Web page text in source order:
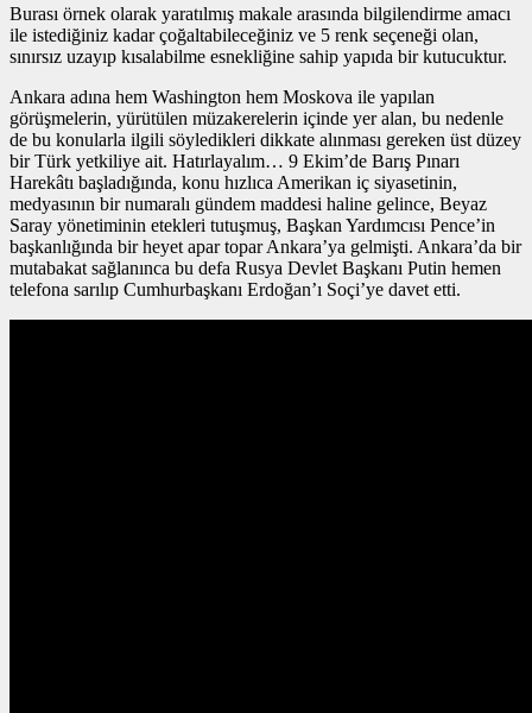
Burası örnek olarak yaratılmış makale arasında bilgilendirme amacı
ile istediğiniz kadar çoğaltabileceğiniz ve 5 renk seçeneği olan,
sınırsız uzayıp kısalabilme esnekliğine sahip yapıda bir kutucuktur.
Ankara adına hem Washington hem Moskova ile yapılan
görüşmelerin, yürütülen müzakerelerin içinde yer alan, bu nedenle
de bu konularla ilgili söyledikleri dikkate alınması gereken üst düzey
bir Türk yetkiliye ait. Hatırlayalım… 9 Ekim’de Barış Pınarı
Harekâtı başladığında, konu hızlıca Amerikan iç siyasetinin,
medyasının bir numaralı gündem maddesi haline gelince, Beyaz
Saray yönetiminin etekleri tutuşmuş, Başkan Yardımcısı Pence’in
başkanlığında bir heyet apar topar Ankara’ya gelmişti. Ankara’da bir
mutabakat sağlanınca bu defa Rusya Devlet Başkanı Putin hemen
telefona sarılıp Cumhurbaşkanı Erdoğan’ı Soçi’ye davet etti.